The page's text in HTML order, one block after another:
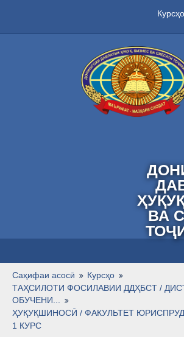
Курсҳо
ВА
Тоҷикӣ ‎(tj)‎
Саҳифаи асосӣ
Курсҳо
ТАҲСИЛОТИ ФОСИЛАВИИ ДДҲБСТ /
ОБУЧЕНИ...
ҲУҚУҚШИНОСӢ / ФАКУЛЬТЕТ
1 КУРС